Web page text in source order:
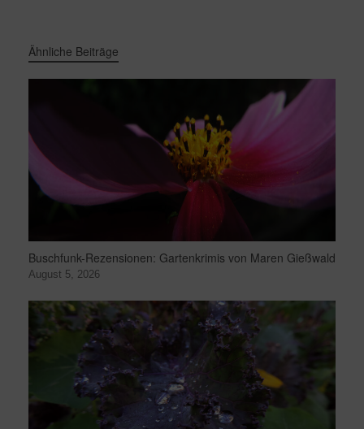
Ähnliche Beiträge
Buschfunk-Rezensionen: Gartenkrimis von Maren Gießwald
August 5, 2026